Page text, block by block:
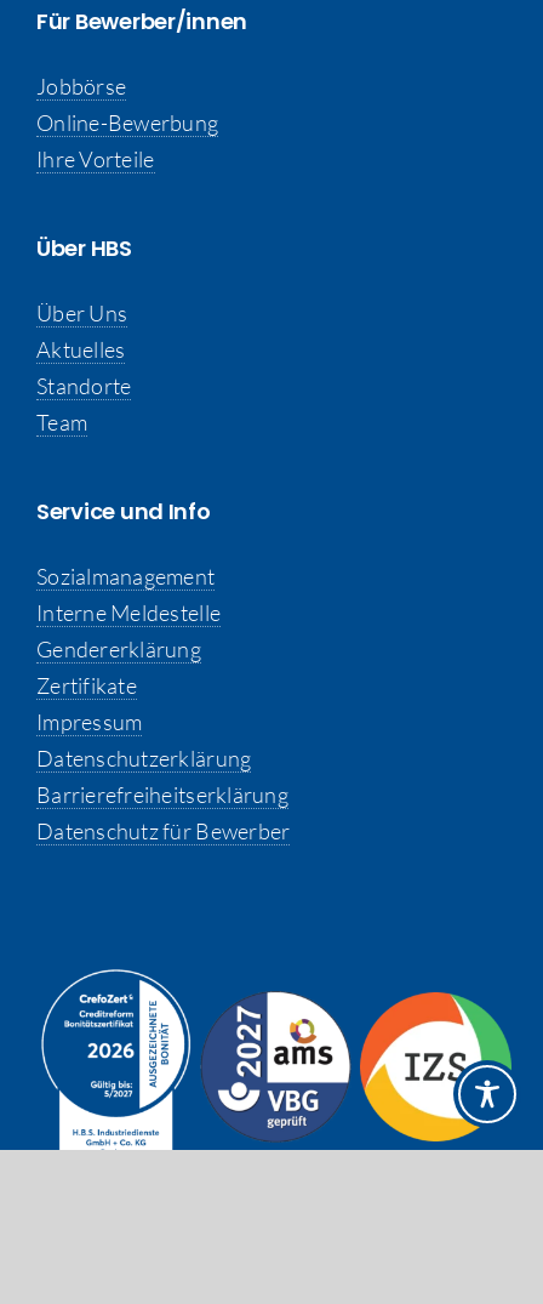
Für Bewerber/innen
Jobbörse
Online-Bewerbung
Ihre Vorteile
Über HBS
Über Uns
Aktuelles
Standorte
Team
Service und Info
Sozialmanagement
Interne Meldestelle
Gendererklärung
Zertifikate
Impressum
Datenschutzerklärung
Barrierefreiheitserklärung
Datenschutz für Bewerber